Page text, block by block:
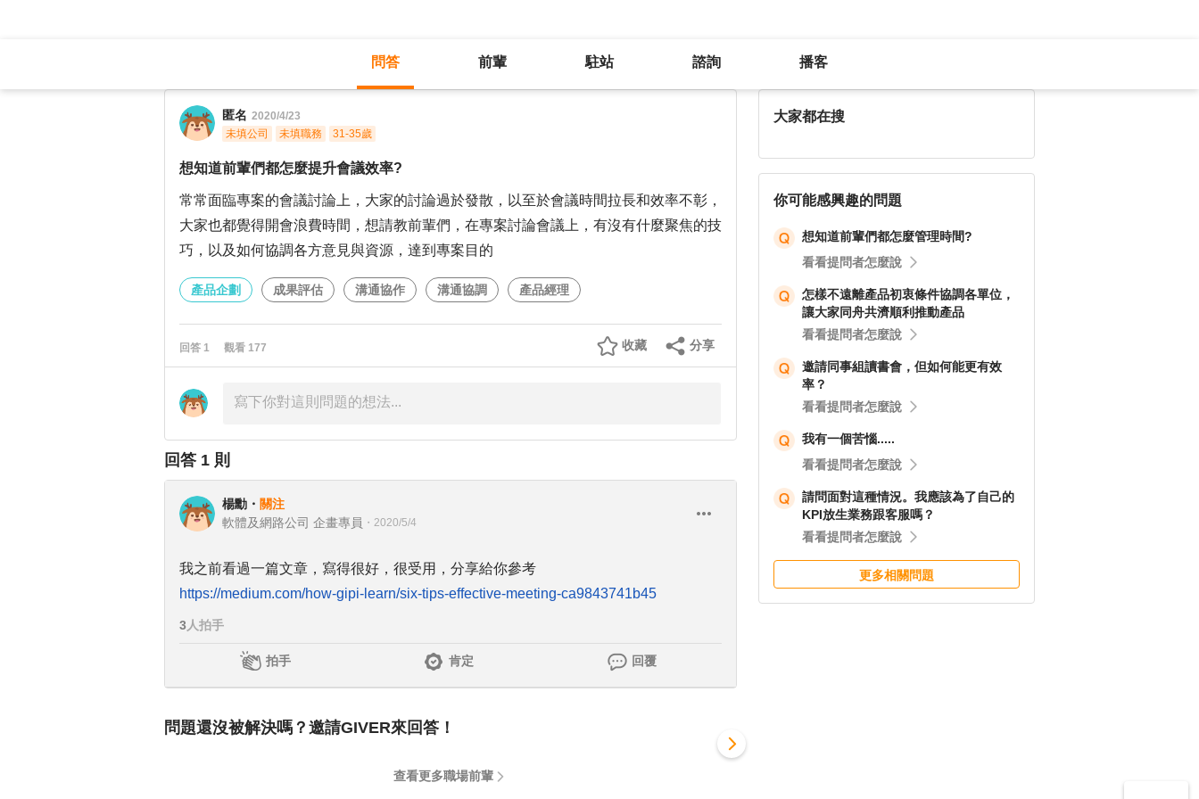
問答 前輩 駐站 諮詢 播客
匿名 2020/4/23
未填公司
未填職務 31-35歲
想知道前輩們都怎麼提升會議效率?
常常面臨專案的會議討論上，大家的討論過於發散，以至於會議時間拉長和效率不彰，
大家也都覺得開會浪費時間，想請教前輩們，在專案討論會議上，有沒有什麼聚焦的技
巧，以及如何協調各方意見與資源，達到專案目的
產品企劃 成果評估 溝通協作 溝通協調 產品經理
回答 1 觀看 177 分享
收藏
回答 1 則
楊勳 ・ 關注
軟體及網路公司 企畫專員 ・ 2020/5/4
我之前看過一篇文章，寫得很好，很受用，分享給你參考
https://medium.com/how-gipi-learn/six-tips-effective-meeting-ca9843741b45
3人拍手
拍手 肯定 回覆
問題還沒被解決嗎？邀請GIVER來回答！
查看更多職場前輩
大家都在搜
你可能感興趣的問題
想知道前輩們都怎麼管理時間?
看看提問者怎麼說
怎樣不遠離產品初衷條件協調各單位，
讓大家同舟共濟順利推動產品
看看提問者怎麼說
邀請同事組讀書會，但如何能更有效
率？
看看提問者怎麼說
我有一個苦惱.....
看看提問者怎麼說
請問面對這種情況。我應該為了自己的
KPI放生業務跟客服嗎？
看看提問者怎麼說
更多相關問題